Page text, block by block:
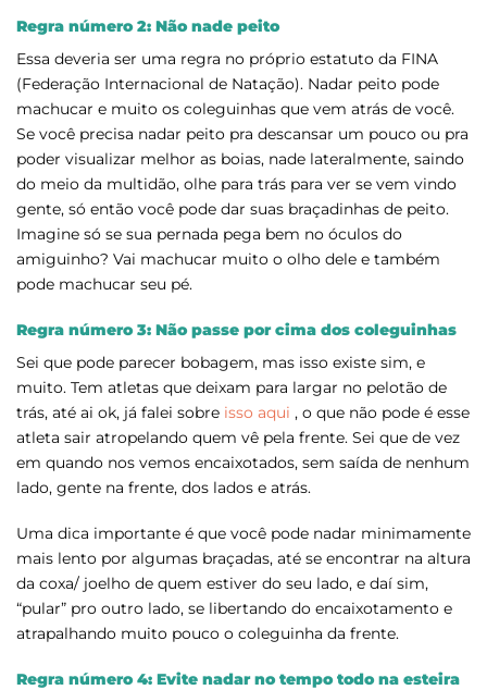
Regra número 2: Não nade peito
Essa deveria ser uma regra no próprio estatuto da FINA
(Federação Internacional de Natação). Nadar peito pode
machucar e muito os coleguinhas que vem atrás de você.
Se você precisa nadar peito pra descansar um pouco ou pra
poder visualizar melhor as boias, nade lateralmente, saindo
do meio da multidão, olhe para trás para ver se vem vindo
gente, só então você pode dar suas braçadinhas de peito.
Imagine só se sua pernada pega bem no óculos do
amiguinho? Vai machucar muito o olho dele e também
pode machucar seu pé.
Regra número 3: Não passe por cima dos coleguinhas
Sei que pode parecer bobagem, mas isso existe sim, e
muito. Tem atletas que deixam para largar no pelotão de
trás, até ai ok, já falei sobre isso aqui , o que não pode é esse
atleta sair atropelando quem vê pela frente. Sei que de vez
em quando nos vemos encaixotados, sem saída de nenhum
lado, gente na frente, dos lados e atrás.
Uma dica importante é que você pode nadar minimamente
mais lento por algumas braçadas, até se encontrar na altura
da coxa/ joelho de quem estiver do seu lado, e daí sim,
“pular” pro outro lado, se libertando do encaixotamento e
atrapalhando muito pouco o coleguinha da frente.
Regra número 4: Evite nadar no tempo todo na esteira